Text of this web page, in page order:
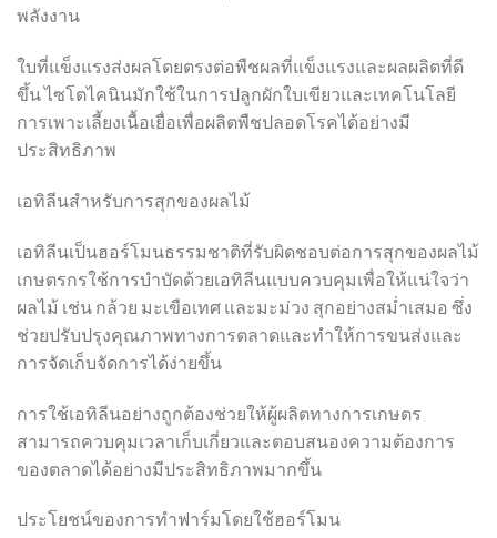
พลังงาน
ใบที่แข็งแรงส่งผลโดยตรงต่อพืชผลที่แข็งแรงและผลผลิตที่ดี
ขึ้น ไซโตไคนินมักใช้ในการปลูกผักใบเขียวและเทคโนโลยี
การเพาะเลี้ยงเนื้อเยื่อเพื่อผลิตพืชปลอดโรคได้อย่างมี
ประสิทธิภาพ
เอทิลีนสำหรับการสุกของผลไม้
เอทิลีนเป็นฮอร์โมนธรรมชาติที่รับผิดชอบต่อการสุกของผลไม้
เกษตรกรใช้การบำบัดด้วยเอทิลีนแบบควบคุมเพื่อให้แน่ใจว่า
ผลไม้ เช่น กล้วย มะเขือเทศ และมะม่วง สุกอย่างสม่ำเสมอ ซึ่ง
ช่วยปรับปรุงคุณภาพทางการตลาดและทำให้การขนส่งและ
การจัดเก็บจัดการได้ง่ายขึ้น
การใช้เอทิลีนอย่างถูกต้องช่วยให้ผู้ผลิตทางการเกษตร
สามารถควบคุมเวลาเก็บเกี่ยวและตอบสนองความต้องการ
ของตลาดได้อย่างมีประสิทธิภาพมากขึ้น
ประโยชน์ของการทำฟาร์มโดยใช้ฮอร์โมน